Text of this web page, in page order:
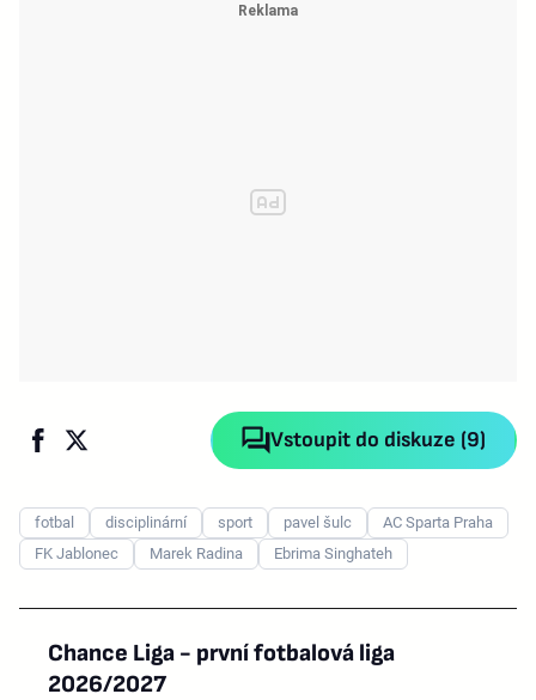
Vstoupit do diskuze (9)
fotbal disciplinární sport pavel šulc
AC Sparta Praha
FK Jablonec
Marek Radina Ebrima Singhateh
Chance Liga - první fotbalová liga
2026/2027